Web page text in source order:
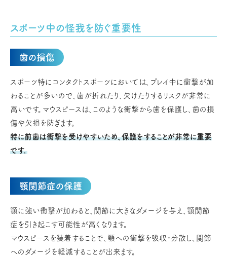
スポーツ中の怪我を防ぐ重要性
歯の損傷
スポーツ特にコンタクトスポーツにおいては、プレイ中に衝撃が加
わることが多いので、歯が折れたり、欠けたりするリスクが非常に
高いです。マウスピースは、このような衝撃から歯を保護し、歯の損
傷や欠損を防ぎます。
特に前歯は衝撃を受けやすいため、保護をすることが非常に重要
です。
顎関節症の保護
顎に強い衝撃が加わると、関節に大きなダメージを与え、顎関節
症を引き起こす可能性が高くなります。
マウスピースを装着することで、顎への衝撃を吸収・分散し、関節
へのダメージを軽減することが出来ます。